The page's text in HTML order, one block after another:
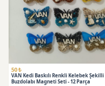
50 ₺
VAN Kedi Baskılı Renkli Kelebek Şekilli
Buzdolabı Magneti Seti - 12 Parça